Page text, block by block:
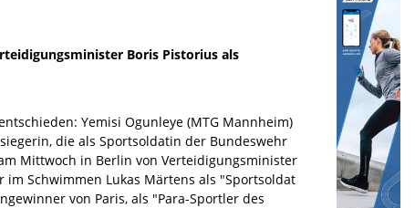
Boris Pistorius als
Yemisi Ogunleye (MTG Mannheim)
die als Sportsoldatin der Bundeswehr
Mittwoch in Berlin von Verteidigungsminister
Schwimmen Lukas Märtens als "Sportsoldat
von Paris, als "Para-Sportler des